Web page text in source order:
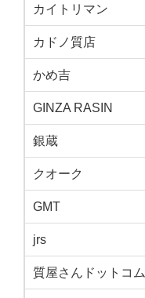
カイトリマン
カドノ質店
かめ吉
GINZA RASIN
銀蔵
クオーク
GMT
jrs
質屋さんドットコム